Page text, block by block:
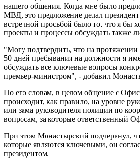
нашего общения. Когда мне было
МВД, это предложение делал
встречной просьбой было то, что я бы
проекты и процессы обсуждать также
"Могу подтвердить, что на протяжении
50 дней пребывания на должности я
обсуждать все ключевые вопросы
премьер-министром", - добавил
По его словам, в целом общение с
происходит, как правило, на уровне
или зама руководителя полиции по
вопросам, за которые ответственный
При этом Монастырский подчеркнул,
которые являются ключевыми, он
президентом.